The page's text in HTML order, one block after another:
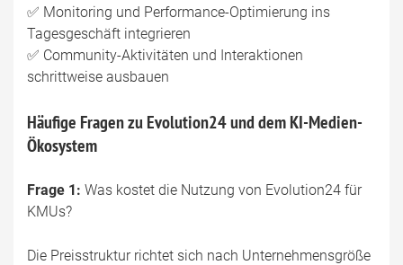
✅ Monitoring und Performance-Optimierung ins
Tagesgeschäft integrieren
✅ Community-Aktivitäten und Interaktionen
schrittweise ausbauen
Häufige Fragen zu Evolution24 und dem KI-Medien-
Ökosystem
Frage 1: Was kostet die Nutzung von Evolution24 für
KMUs?
Die Preisstruktur richtet sich nach Unternehmensgröße